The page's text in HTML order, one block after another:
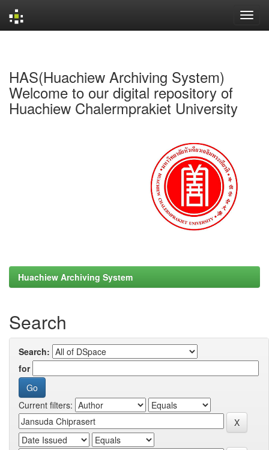
HAS(Huachiew Archiving System)
Welcome to our digital repository of
Huachiew Chalermprakiet University
Huachiew Archiving System
Search
Search:
for
Current filters: